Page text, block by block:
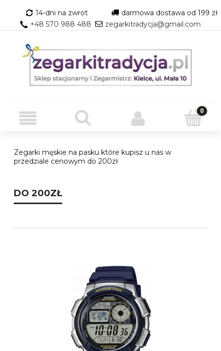
14-dni na zwrot
darmowa dostawa od 199 zł
+48 570 988 488
zegarkitradycja@gmail.com
Zegarki męskie na pasku które kupisz u nas w
przedziale cenowym do 200zł
DO 200ZŁ